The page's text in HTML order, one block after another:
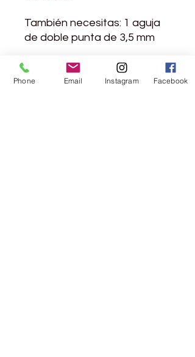
También necesitas: 1 aguja
de doble punta de 3,5 mm
Cool Wool Farbauswahl
Phone Email Instagram Facebook